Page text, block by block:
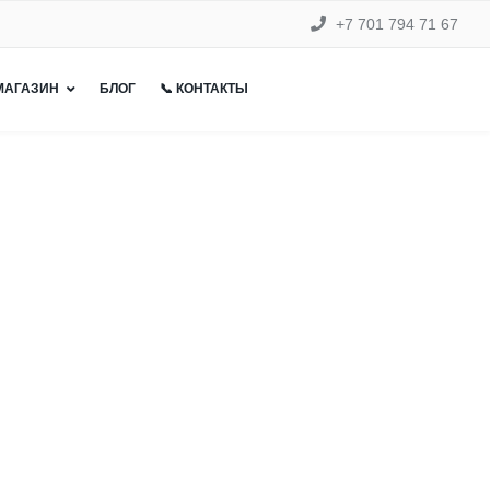
+7 701 794 71 67
БЛОГ 📞 КОНТАКТЫ